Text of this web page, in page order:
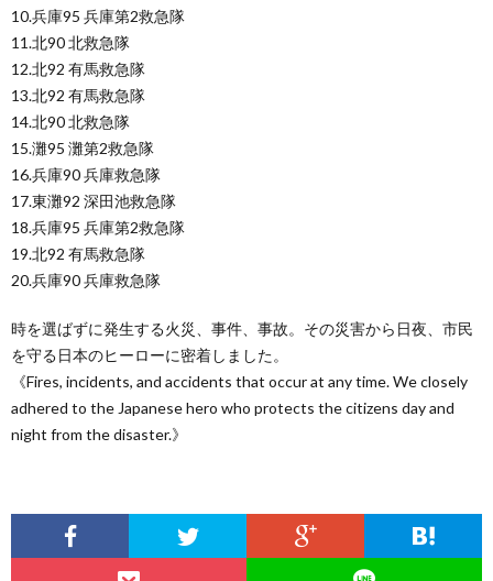
10.兵庫95 兵庫第2救急隊
11.北90 北救急隊
12.北92 有馬救急隊
13.北92 有馬救急隊
14.北90 北救急隊
15.灘95 灘第2救急隊
16.兵庫90 兵庫救急隊
17.東灘92 深田池救急隊
18.兵庫95 兵庫第2救急隊
19.北92 有馬救急隊
20.兵庫90 兵庫救急隊
時を選ばずに発生する火災、事件、事故。その災害から日夜、市民
を守る日本のヒーローに密着しました。
《Fires, incidents, and accidents that occur at any time. We closely
adhered to the Japanese hero who protects the citizens day and
night from the disaster.》